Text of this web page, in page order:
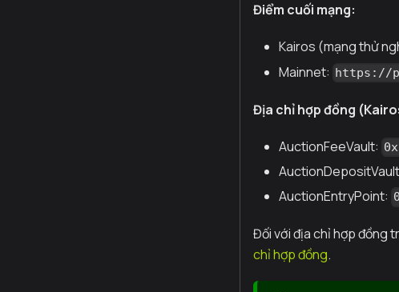
Điểm cuối mạng:
Kairos (mạng thử
Mainnet: https://
Địa chỉ hợp đồng
AuctionFeeVault:
AuctionEntryPoint:
Đối với địa chỉ hợp đồng
chỉ hợp đồng.